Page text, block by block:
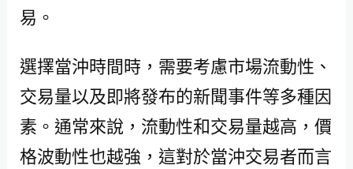
易。
選擇當沖時間時，需要考慮市場流動性、
交易量以及即將發布的新聞事件等多種因
素。通常來說，流動性和交易量越高，價
格波動性也越強，這對於當沖交易者而言